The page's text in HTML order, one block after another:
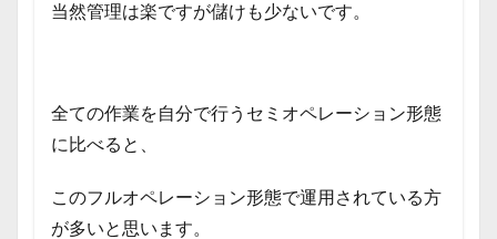
当然管理は楽ですが儲けも少ないです。
全ての作業を自分で行うセミオペレーション形態
に比べると、
このフルオペレーション形態で運用されている方
が多いと思います。